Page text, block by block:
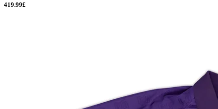
419.99£